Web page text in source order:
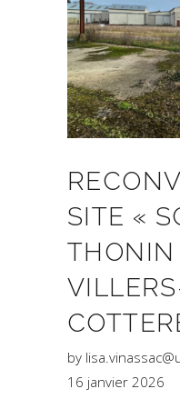
SITE «
THONIN
by
16 janvier 2026